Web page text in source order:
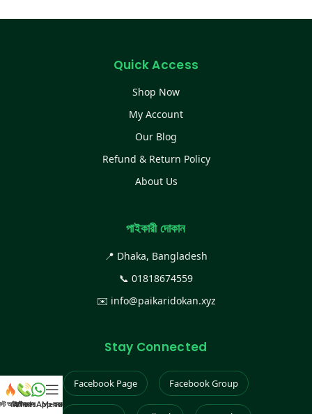
Quick Access
Shop Now
My Account
Our Blog
Refund & Return Policy
About Us
পাইকারী দোকান
📍 Dhaka, Bangladesh
📞 01818674559
✉️ info@paikaridokan.xyz
Stay Connected
Facebook Page Facebook Group
আইটেম
কল করুন
WhatsApp করুন
Menu